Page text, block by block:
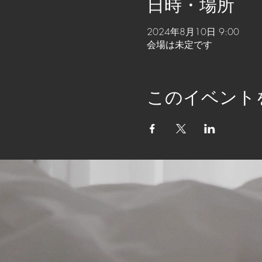
日時・場所
2024年8月10日 9:00
会場は未定です
このイベント